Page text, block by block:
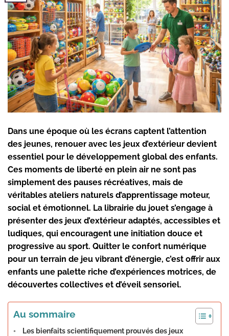
Dans une époque où les écrans captent l’attention
des jeunes, renouer avec les jeux d’extérieur devient
essentiel pour le développement global des enfants.
Ces moments de liberté en plein air ne sont pas
simplement des pauses récréatives, mais de
véritables ateliers naturels d’apprentissage moteur,
social et émotionnel. La librairie du jouet s’engage à
présenter des jeux d’extérieur adaptés, accessibles et
ludiques, qui encouragent une initiation douce et
progressive au sport. Quitter le confort numérique
pour un terrain de jeu vibrant d’énergie, c’est offrir aux
enfants une palette riche d’expériences motrices, de
découvertes collectives et d’éveil sensoriel.
Au sommaire
Les bienfaits scientifiquement prouvés des jeux